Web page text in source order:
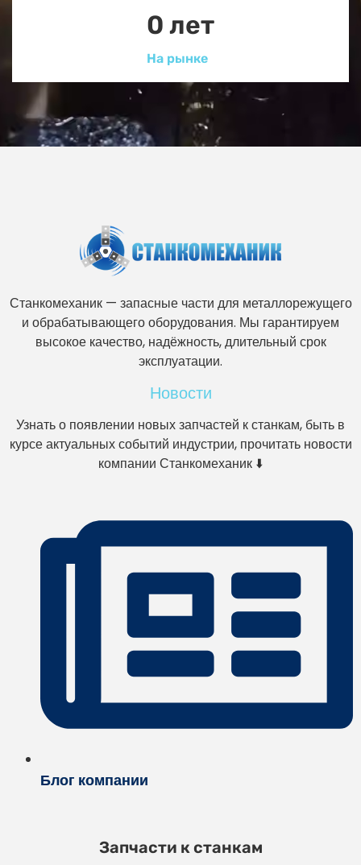
0 лет
На рынке
Станкомеханик — запасные части для металлорежущего
и обрабатывающего оборудования. Мы гарантируем
высокое качество, надёжность, длительный срок
эксплуатации.
Новости
Узнать о появлении новых запчастей к станкам, быть в
курсе актуальных событий индустрии, прочитать новости
компании Станкомеханик ⬇️
Блог компании
Запчасти к станкам